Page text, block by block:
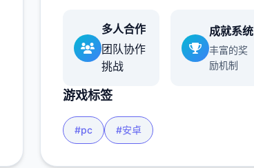
多人合作
团队协作
挑战
成就系统
丰富的奖
励机制
游戏标签
#pc #安卓